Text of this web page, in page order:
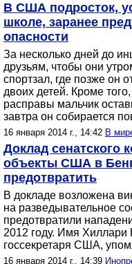
В США подросток,
школе, заранее
опасности
За несколько дней до
друзьям, чтобы они
спортзал, где позже он
двоих детей. Кроме
расправы мальчик
завтра он собирается
16 января 2014 г., 14:42 В
Доклад сенатского
объекты США в
предотвратить
В докладе возложена
на разведывательное
предотвратили
2012 году. Имя Хиллари
госсекретаря США,
16 января 2014 г., 14:39